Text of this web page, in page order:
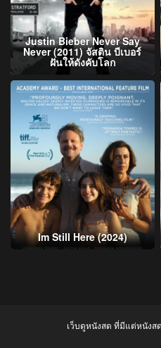
Justin Bieber Never Say
Never (2011) จัสติน บีเบอร์
ฝันให้ดังคับโลก
Im Still Here (2024)
เว็บดูหนังสด ที่มีแต่หนังส